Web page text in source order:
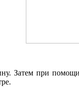
Затем при